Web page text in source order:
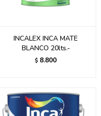
INCALEX INCA MATE
BLANCO 20lts.-
$ 8.800